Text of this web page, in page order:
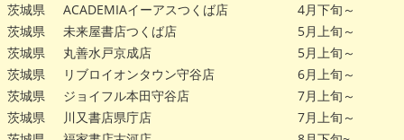
茨城県
ACADEMIAイーアスつくば店
4月下旬～
茨城県
未来屋書店つくば店
5月上旬～
茨城県
丸善水戸京成店
5月上旬～
茨城県
リブロイオンタウン守谷店
6月上旬～
茨城県
ジョイフル本田守谷店
7月上旬～
茨城県
川又書店県庁店
7月上旬～